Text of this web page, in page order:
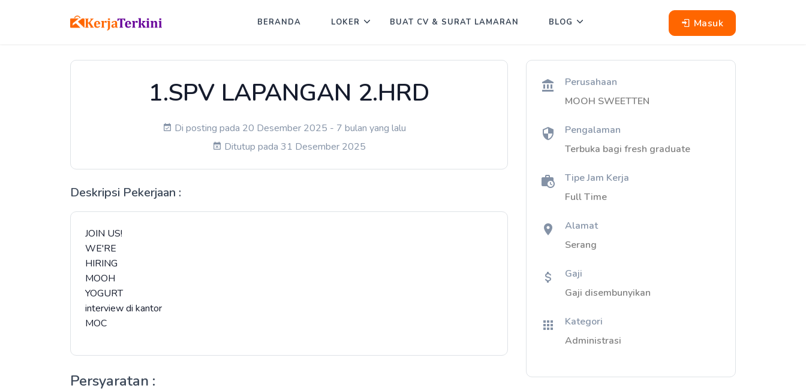
Masuk
BERANDA LOKER BUAT CV & SURAT LAMARAN BLOG
1.SPV LAPANGAN 2.HRD
Di posting pada 20 Desember 2025 - 7 bulan yang lalu
Ditutup pada 31 Desember 2025
Deskripsi Pekerjaan :
JOIN US!
WE'RE
HIRING
MOOH
YOGURT
interview di kantor
MOC
Persyaratan :
Perusahaan
MOOH SWEETTEN
Pengalaman
Terbuka bagi fresh graduate
Tipe Jam Kerja
Full Time
Alamat
Serang
Gaji
Gaji disembunyikan
Kategori
Administrasi